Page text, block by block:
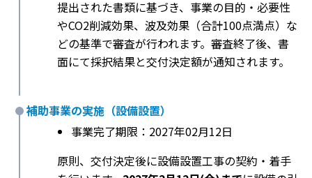
提出された書類に基づき、事業の目的・必要性
やCO2削減効果、波及効果（合計100点満点）な
どの基準で審査が行われます。審査終了後、書
面にて採択結果と交付決定額が通知されます。
補助事業の実施（設備設置）
事業完了期限：2027年02月12日
原則、交付決定後に設備設置工事の契約・着手